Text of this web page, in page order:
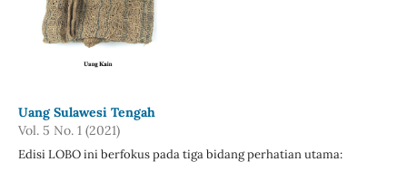
Uang Sulawesi Tengah
Vol. 5 No. 1 (2021)
Edisi LOBO ini berfokus pada tiga bidang perhatian utama: